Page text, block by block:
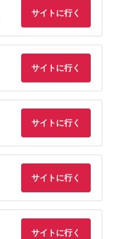
サイトに行く
サイトに行く
サイトに行く
サイトに行く
サイトに行く